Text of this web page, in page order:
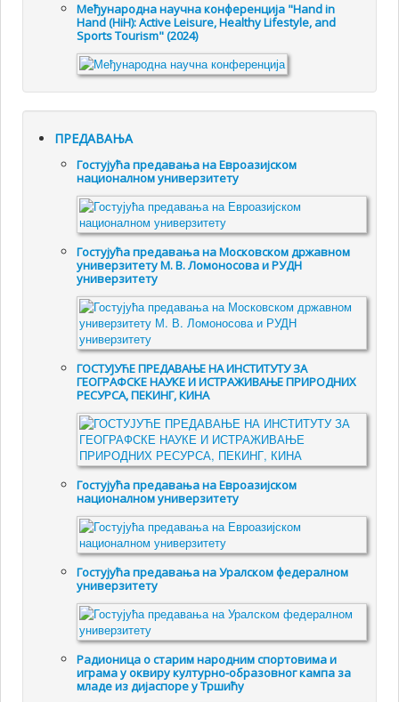
Међународна научна конференција "Hand in
Hand (HiH): Active Leisure, Healthy Lifestyle, and
Sports Tourism" (2024)
ПРЕДАВАЊА
Гостујућа предавања на Евроазијском
националном универзитету
Гостујућа предавања на Московском државном
универзитету М. В. Ломоносова и РУДН
универзитету
ГОСТУЈУЋЕ ПРЕДАВАЊЕ НА ИНСТИТУТУ ЗА
ГЕОГРАФСКЕ НАУКЕ И ИСТРАЖИВАЊЕ ПРИРОДНИХ
РЕСУРСА, ПЕКИНГ, КИНА
Гостујућа предавања на Евроазијском
националном универзитету
Гостујућа предавања на Уралском федералном
универзитету
Радионица о старим народним спортовима и
играма у оквиру културно-образовног кампа за
младе из дијаспоре у Тршићу